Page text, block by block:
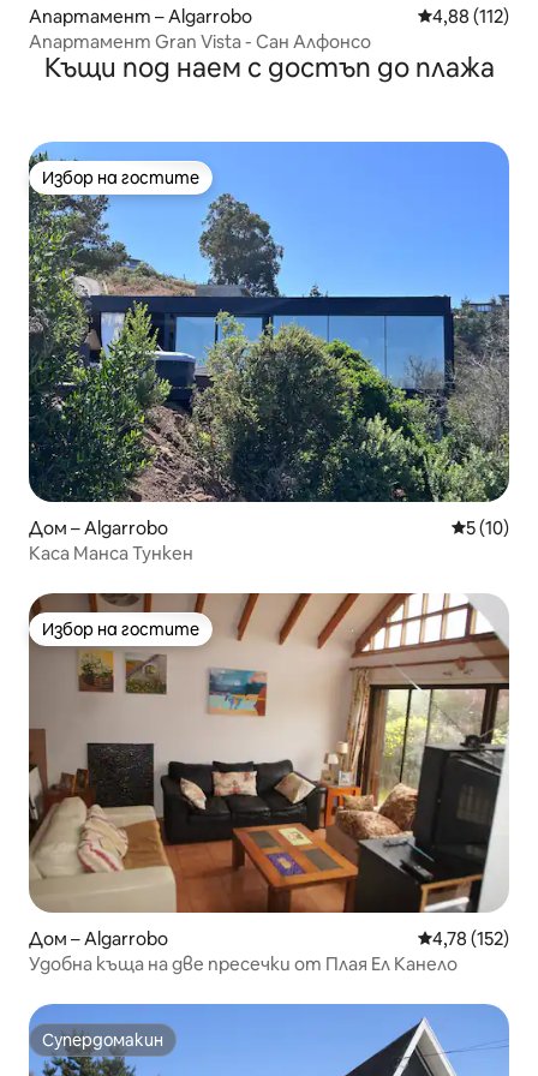
Апартамент – Algarrobo Средна
4,88 (112)
Апартамент Gran Vista - Сан Алфонсо
Къщи под наем с достъп до плажа
Избор на гостите
Избор на гостите
Дом – Algarrobo Средна
5 (10)
Каса Манса Тункен
Избор на гостите
Избор на гостите
Дом – Algarrobo Средна
4,78 (152)
Удобна къща на две пресечки от Плая Ел Канело
Супердомакин
Супердомакин